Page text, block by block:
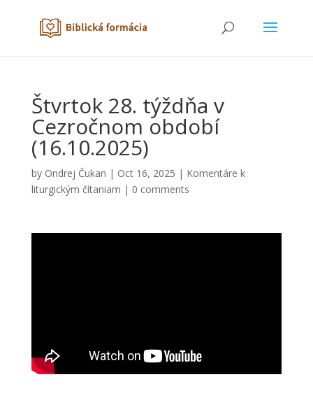
Štvrtok 28. týždňa v
Cezročnom období
(16.10.2025)
by Ondrej Čukan | Oct 16, 2025 | Komentáre k
liturgickým čítaniam | 0 comments